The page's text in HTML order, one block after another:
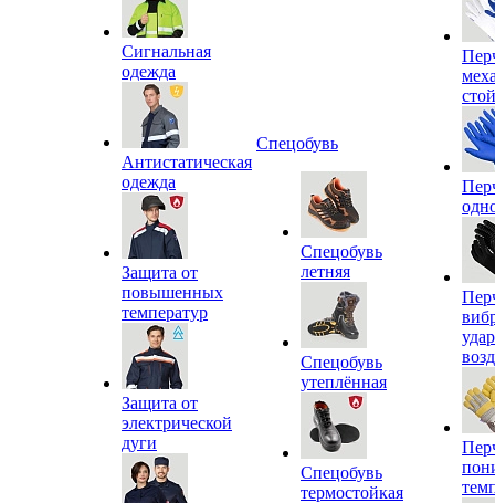
Сигнальная
одежда
Антистатическая
одежда
Защита от
повышенных
температур
Защита от
электрической
дуги
Спецобувь
Спецобувь
летняя
Спецобувь
утеплённая
Спецобувь
термостойкая